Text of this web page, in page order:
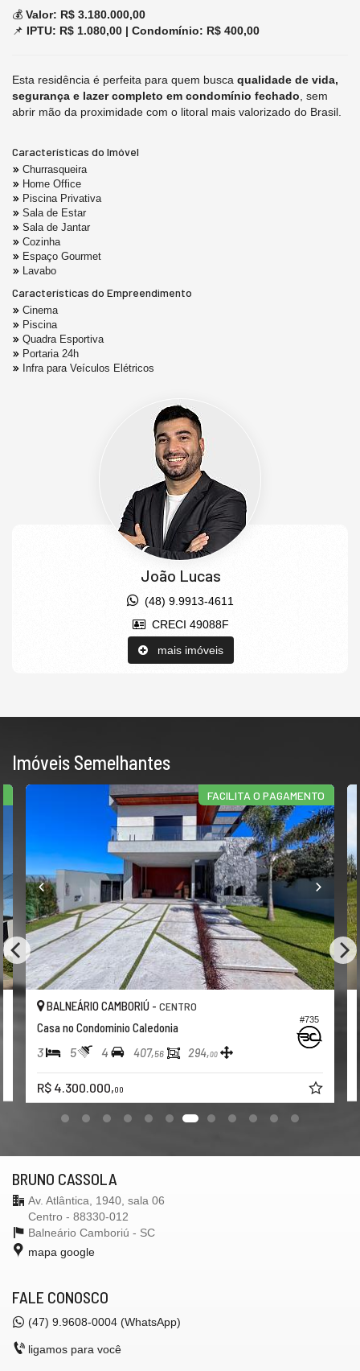
💰 Valor: R$ 3.180.000,00
📌 IPTU: R$ 1.080,00 | Condomínio: R$ 400,00
Esta residência é perfeita para quem busca qualidade de vida,
segurança e lazer completo em condomínio fechado , sem
abrir mão da proximidade com o litoral mais valorizado do Brasil.
Características do Imóvel
Churrasqueira
Home Office
Piscina Privativa
Sala de Estar
Sala de Jantar
Cozinha
Espaço Gourmet
Lavabo
Características do Empreendimento
Cinema
Piscina
Quadra Esportiva
Portaria 24h
Infra para Veículos Elétricos
João Lucas
(48) 9.9913-4611
CRECI 49088F
mais imóveis
Imóveis Semelhantes
FACILITA O PAGAMENTO
#735
BALNEÁRIO CAMBORIÚ - CENTRO
Casa no Condominio Caledonia
3 5 4 407,56 294,00
R$ 4.300.000,00
BRUNO CASSOLA
Av. Atlântica, 1940, sala 06
Centro - 88330-012
Balneário Camboriú - SC
mapa google
FALE CONOSCO
(47) 9.9608-0004 (WhatsApp)
ligamos para você